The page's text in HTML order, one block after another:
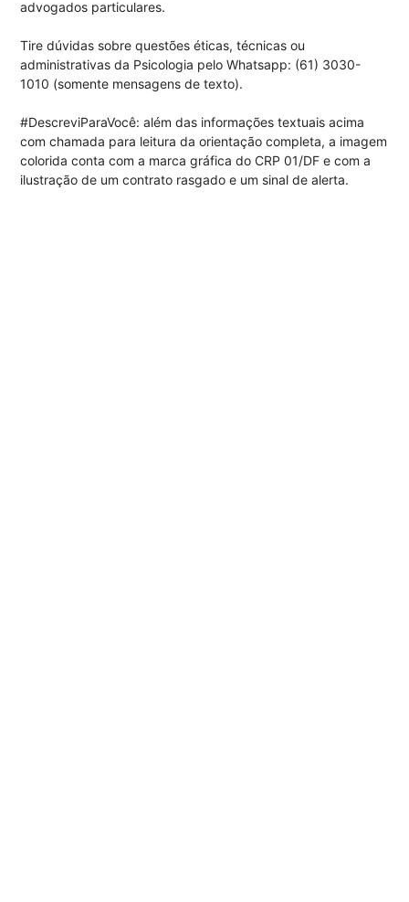
advogados particulares.
Tire dúvidas sobre questões éticas, técnicas ou
administrativas da Psicologia pelo Whatsapp: (61) 3030-
1010 (somente mensagens de texto).
#DescreviParaVocê: além das informações textuais acima
com chamada para leitura da orientação completa, a imagem
colorida conta com a marca gráfica do CRP 01/DF e com a
ilustração de um contrato rasgado e um sinal de alerta.